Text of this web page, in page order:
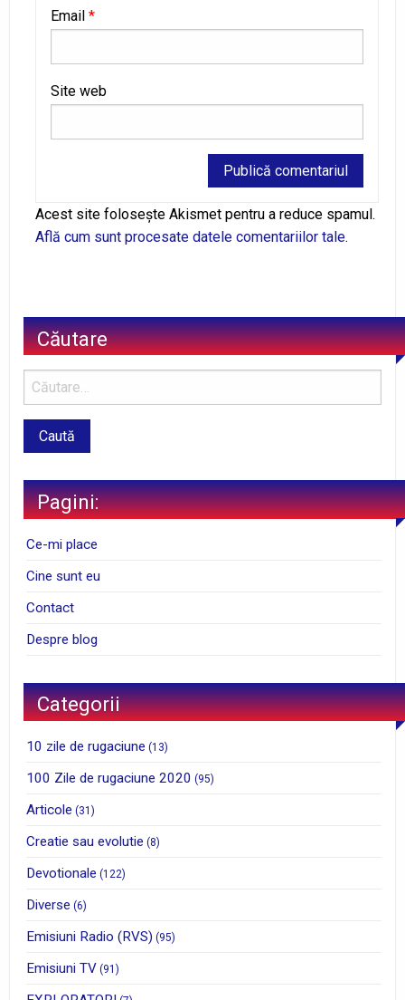
Email *
Site web
Alternative:
Acest site folosește Akismet pentru a reduce spamul.
Află cum sunt procesate datele comentariilor tale.
Căutare
Pagini:
Ce-mi place
Cine sunt eu
Contact
Despre blog
Categorii
10 zile de rugaciune (13)
100 Zile de rugaciune 2020 (95)
Articole (31)
Creatie sau evolutie (8)
Devotionale (122)
Diverse (6)
Emisiuni Radio (RVS) (95)
Emisiuni TV (91)